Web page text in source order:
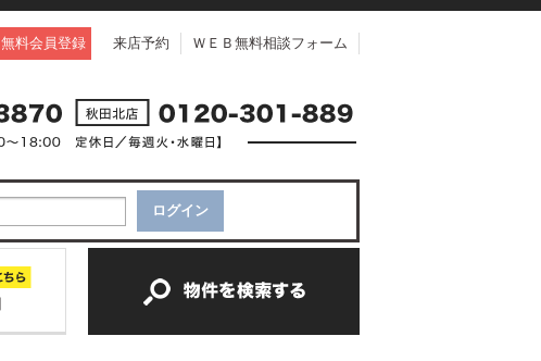
無料会員登録 来店予約 ＷＥＢ無料相談フォーム